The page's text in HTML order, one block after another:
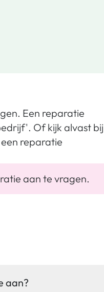
Een reparatie
Of kijk alvast bij
een reparatie
aan te vragen.
aan?